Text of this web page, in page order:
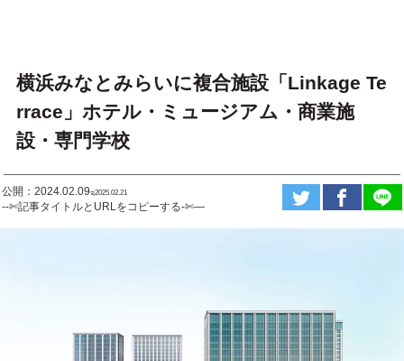
横浜みなとみらいに複合施設「Linkage Te
rrace」ホテル・ミュージアム・商業施
設・専門学校
公開：2024.02.09ಇ2025.02.21
--✄記事タイトルとURLをコピーする-✄—